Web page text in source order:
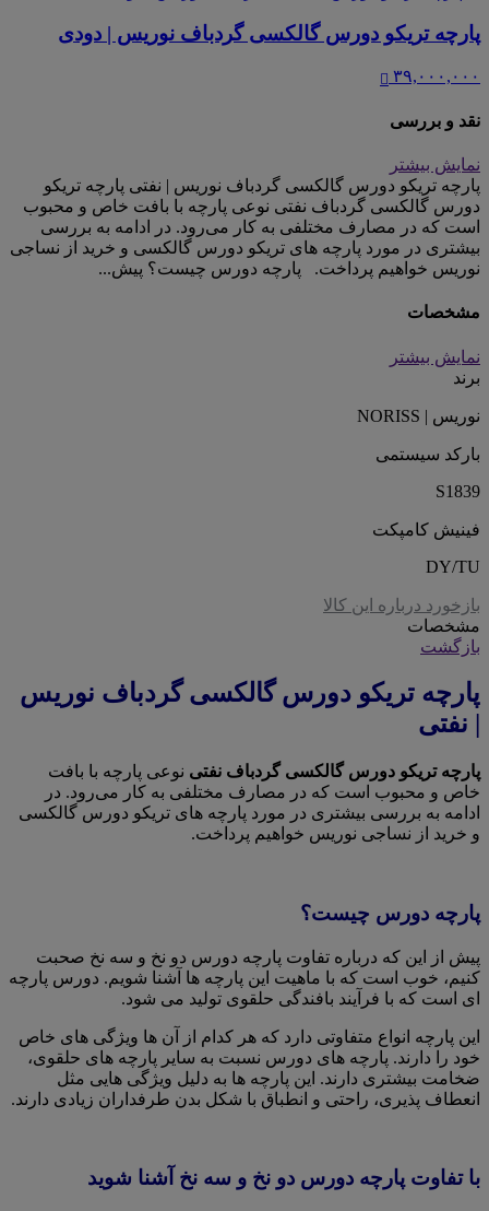
پارچه تریکو دورس گالکسی گردباف نوریس | دودی
۳۹,۰۰۰,۰۰۰
نقد و بررسی
نمایش بیشتر
پارچه تریکو دورس گالکسی گردباف نوریس | نفتی پارچه تریکو
دورس گالکسی گردباف نفتی نوعی پارچه با بافت خاص و محبوب
است که در مصارف مختلفی به کار می‌رود. در ادامه به بررسی
بیشتری در مورد پارچه های تریکو دورس گالکسی و خرید از نساجی
نوریس خواهیم پرداخت. پارچه دورس چیست؟ پیش...
مشخصات
نمایش بیشتر
برند
نوریس | NORISS
بارکد سیستمی
S1839
فینیش کامپکت
DY/TU
بازخورد درباره این کالا
مشخصات
بازگشت
پارچه تریکو دورس گالکسی گردباف نوریس
| نفتی
پارچه تریکو دورس گالکسی گردباف نفتی نوعی پارچه با بافت
خاص و محبوب است که در مصارف مختلفی به کار می‌رود. در
ادامه به بررسی بیشتری در مورد پارچه های تریکو دورس گالکسی
و خرید از نساجی نوریس خواهیم پرداخت.
پارچه دورس چیست؟
پیش از این که درباره تفاوت پارچه دورس دو نخ و سه نخ صحبت
کنیم، خوب است که با ماهیت این پارچه ها آشنا شویم. دورس پارچه
ای است که با فرآیند بافندگی حلقوی تولید می شود.
این پارچه انواع متفاوتی دارد که هر کدام از آن ها ویژگی های خاص
خود را دارند. پارچه های دورس نسبت به سایر پارچه های حلقوی،
ضخامت بیشتری دارند. این پارچه ها به دلیل ویژگی هایی مثل
انعطاف پذیری، راحتی و انطباق با شکل بدن طرفداران زیادی دارند.
با تفاوت پارچه دورس دو نخ و سه نخ آشنا شوید